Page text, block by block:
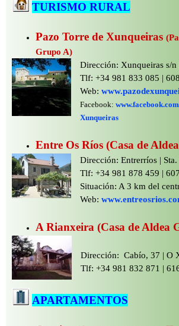
TURISMO RURAL
Pazo Torre de Xunqueiras
Grupo A)
Dirección: Xunqueiras s/n
Tlf: +34 981 833 085 |
Web:
Facebook:
Xunqueiras
Entre Os Ríos (Casa de
Dirección: Entrerríos |
Tlf: +34 981 878 459 |
Situación: A 3 km del
Web:
A Rianxeira (Casa de Aldea
Dirección: Cabío, 37 | O
Tlf: +34 981 832 871 |
APARTAMENTOS